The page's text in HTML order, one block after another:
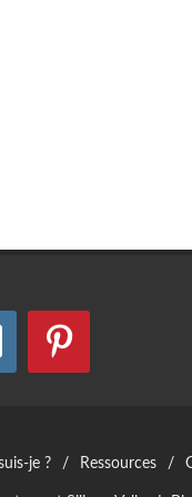
je ? / Ressources /